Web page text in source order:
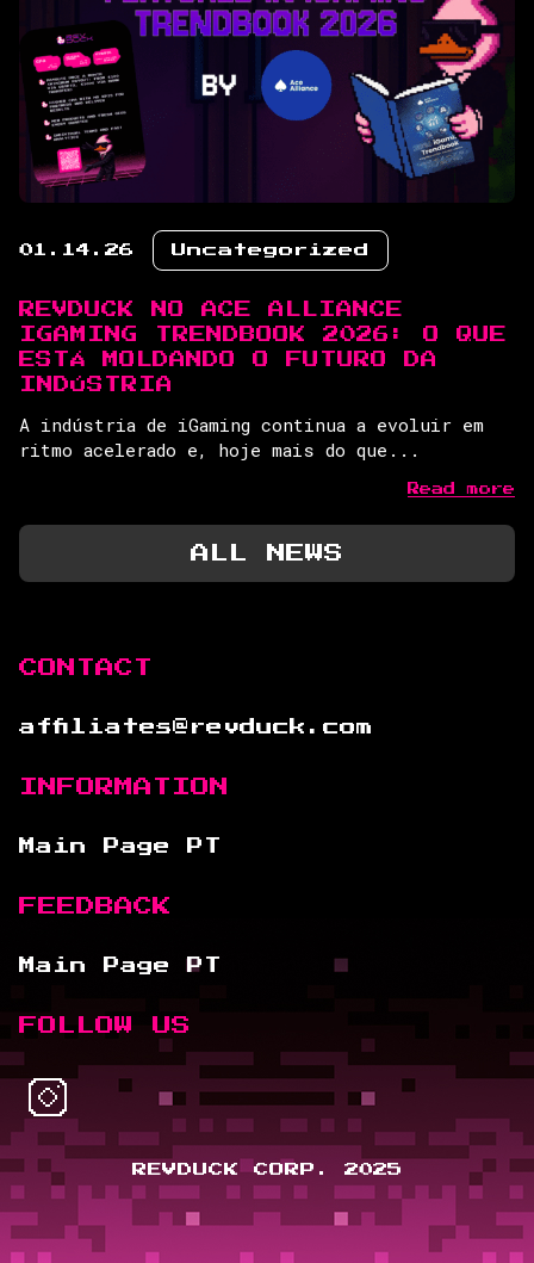
01.14.26 Uncategorized
REVDUCK NO ACE ALLIANCE
IGAMING TRENDBOOK 2026: O QUE
ESTÁ MOLDANDO O FUTURO DA
INDÚSTRIA
A indústria de iGaming continua a evoluir em
ritmo acelerado e, hoje mais do que...
Read more
ALL NEWS
CONTACT
affiliates@revduck.com
INFORMATION
Main Page PT
FEEDBACK
Main Page PT
FOLLOW US
REVDUCK CORP. 2025